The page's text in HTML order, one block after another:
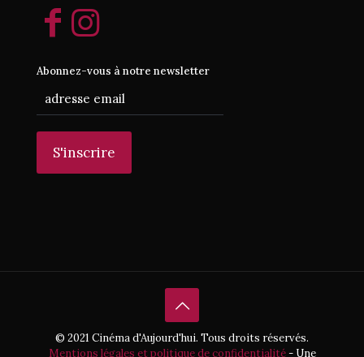
Abonnez-vous à notre newsletter
© 2021 Cinéma d'Aujourd'hui. Tous droits réservés.
Mentions légales et politique de confidentialité- Une